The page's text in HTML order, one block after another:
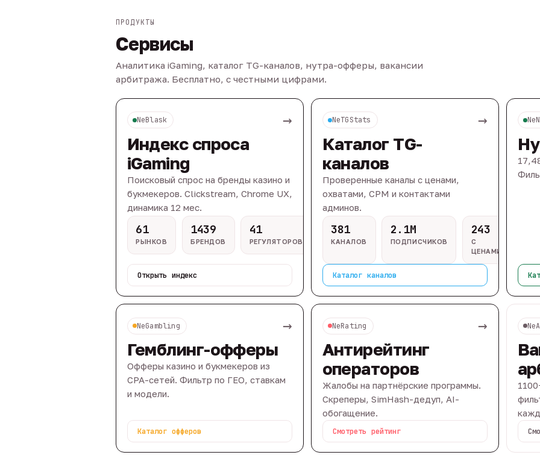
ПРОДУКТЫ
Сервисы
Аналитика iGaming, каталог TG-каналов, нутра-офферы, вакансии
арбитража. Бесплатно, с честными цифрами.
NeBlask →
Индекс спроса
iGaming
Поисковый спрос на бренды казино и
букмекеров. Clickstream, Chrome UX,
динамика 12 мес.
61
РЫНКОВ
1439
БРЕНДОВ
41
РЕГУЛЯТОРОВ
Открыть индекс
NeTGStats →
Каталог TG-
каналов
Проверенные каналы с ценами,
охватами, CPM и контактами
админов.
381
КАНАЛОВ
2.1M
ПОДПИСЧИКОВ
243
С
ЦЕНАМИ
Каталог каналов
NeGambling →
Гемблинг-офферы
Офферы казино и букмекеров из
CPA-сетей. Фильтр по ГЕО, ставкам
и модели.
Каталог офферов
NeRating →
Антирейтинг
операторов
Жалобы на партнёрские программы.
Скреперы, SimHash-дедуп, AI-
обогащение.
Смотреть рейтинг